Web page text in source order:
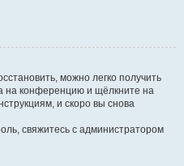
можно легко получить
на конференцию и щёлкните на
и скоро вы снова
свяжитесь с администратором